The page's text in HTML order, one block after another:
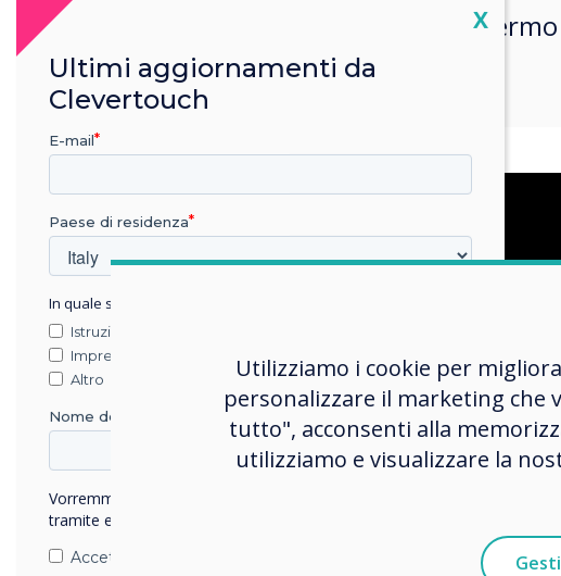
Sedao su qualsiasi
Utilizziamo i cookie per
personalizzare il marketing che
tutto", acconsenti alla
utilizziamo e visualizzare la
Close
X
Ultimi aggiornamenti da
Clevertouch
E-mail
Paese di residenza
In quale settore lavora?
Istruzione
Impresa
Altro
Nome della società
Vorremmo contattarti in merito ai nostri prodotti e servizi
tramite e-mail, telefono o posta.
Accetto di ricevere comunicazioni da Clevertouch.